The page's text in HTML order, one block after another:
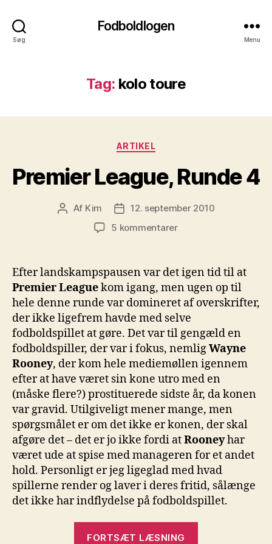
Søg
Fodboldlogen
Menu
Tag: kolo toure
Kategorier
ARTIKEL
Premier League, Runde 4
Indlægsforfatter
Af Kim Indlægsdato
12. september 2010
5 kommentarertil
Runde
Efter landskampspausen var det igen tid til at
Premier Leaguekom igang, men ugen op til
hele denne runde var domineret af overskrifter,
der ikke ligefrem havde med selve
fodboldspillet at gøre. Det var til gengæld en
fodboldspiller, der var i fokus, nemligWayne
Rooney, der kom hele mediemøllen igennem
efter at have været sin kone utro med en
(måske flere?) prostituerede sidste år, da konen
var gravid. Utilgiveligt mener mange, men
spørgsmålet er om det ikke er konen, der skal
afgøre det – det er jo ikke fordi atRooneyhar
været ude at spise med manageren for et andet
hold. Personligt er jeg ligeglad med hvad
spillerne render og laver i deres fritid, sålænge
det ikke har indflydelse på fodboldspillet.
FORTSÆT LÆSNING